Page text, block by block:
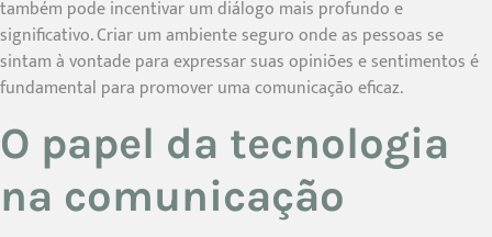
também pode incentivar um diálogo mais profundo e
significativo. Criar um ambiente seguro onde as pessoas se
sintam à vontade para expressar suas opiniões e sentimentos é
fundamental para promover uma comunicação eficaz.
O papel da tecnologia
na comunicação